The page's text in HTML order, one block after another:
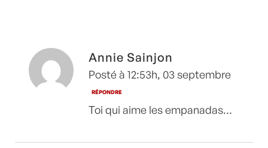
Annie Sainjon
Posté à 12:53h, 03 septembre
RÉPONDRE
Toi qui aime les empanadas…